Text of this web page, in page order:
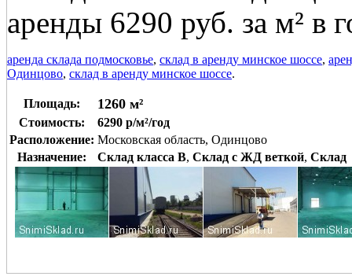
аренды 6290 руб. за м² в
аренда склада подмосковье, склад в аренду минское шоссе,
Одинцово, склад в аренду минское шоссе.
Площадь: 1260 м²
Стоимость:
6290 р/м²/год
Расположение: Московская область, Одинцово
Назначение:
Склад класса B, Склад с ЖД веткой, Склад